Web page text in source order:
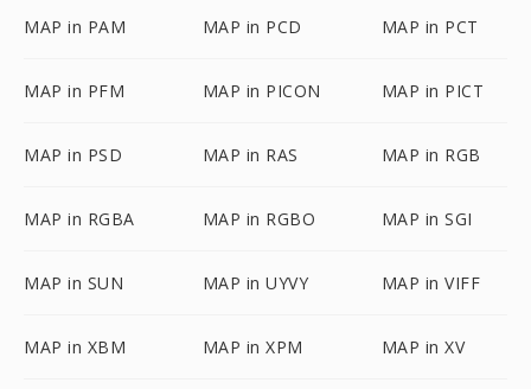
MAP in PAM MAP in PCD MAP in PCT
MAP in PFM MAP in PICON MAP in PICT
MAP in PSD MAP in RAS MAP in RGB
MAP in RGBA MAP in RGBO MAP in SGI
MAP in SUN MAP in UYVY MAP in VIFF
MAP in XBM MAP in XPM MAP in XV